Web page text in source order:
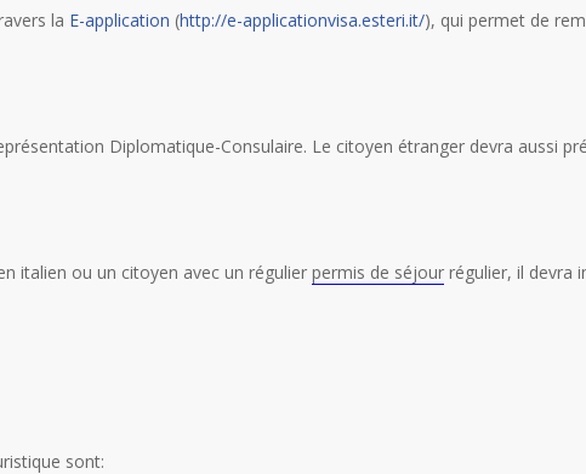
la E-application (http://e-applicationvisa.esteri.it/), qui permet de
Diplomatique-Consulaire. Le citoyen étranger devra aussi
italien ou un citoyen avec un régulier permis de séjour régulier, il devra
sont: